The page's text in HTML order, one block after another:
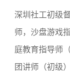
深圳社工初级
师，沙盘游戏
庭教育指导师
团讲师（初级